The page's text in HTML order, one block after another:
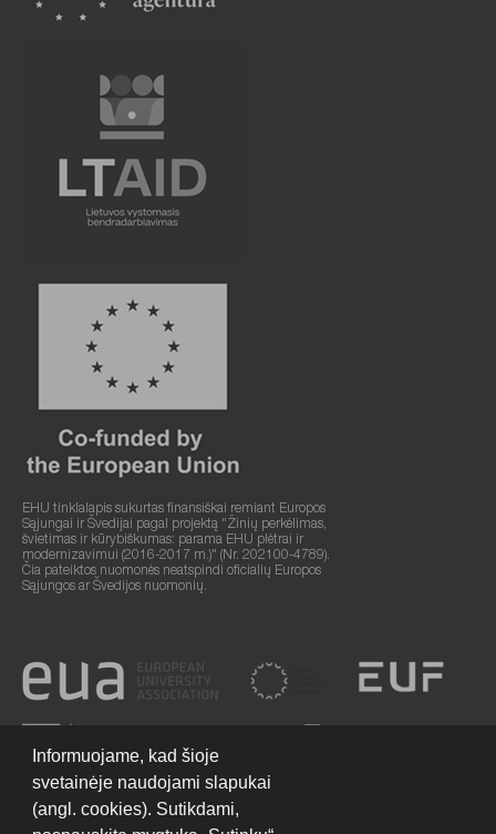
EHU tinklalapis sukurtas finansiškai remiant Europos
Sąjungai ir Švedijai pagal projektą "Žinių perkėlimas,
švietimas ir kūrybiškumas: parama EHU plėtrai ir
modernizavimui (2016-2017 m.)" (Nr. 202100-4789).
Čia pateiktos nuomonės neatspindi oficialių Europos
Sąjungos ar Švedijos nuomonių.
Informuojame, kad šioje
svetainėje naudojami slapukai
(angl. cookies). Sutikdami,